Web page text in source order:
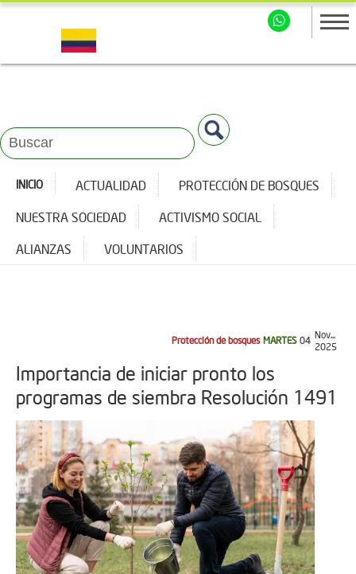
INICIO ACTUALIDAD
PROTECCIÓN DE BOSQUES
NUESTRA SOCIEDAD
ACTIVISMO SOCIAL
ALIANZAS
VOLUNTARIOS
Protección de bosques MARTES 04 Nov...
2025
Importancia de iniciar pronto los
programas de siembra Resolución 1491